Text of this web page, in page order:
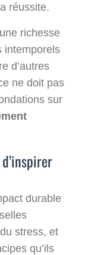
réussite.
richesse
intemporels
d’autres
ne doit pas
sur
durable
stress, et
qu’ils